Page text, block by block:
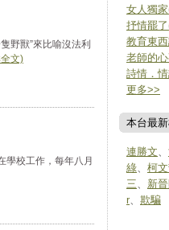
野獸”來比喻沒法利
文)
校工作，每年八月
女人獨
抒情罷
教育東
老師的
詩情．
更多>>
本台最
連勝文、
綠、 柯
三、 新
r、 欺騙